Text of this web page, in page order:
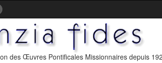
des Œuvres Pontificales Missionnaires depuis